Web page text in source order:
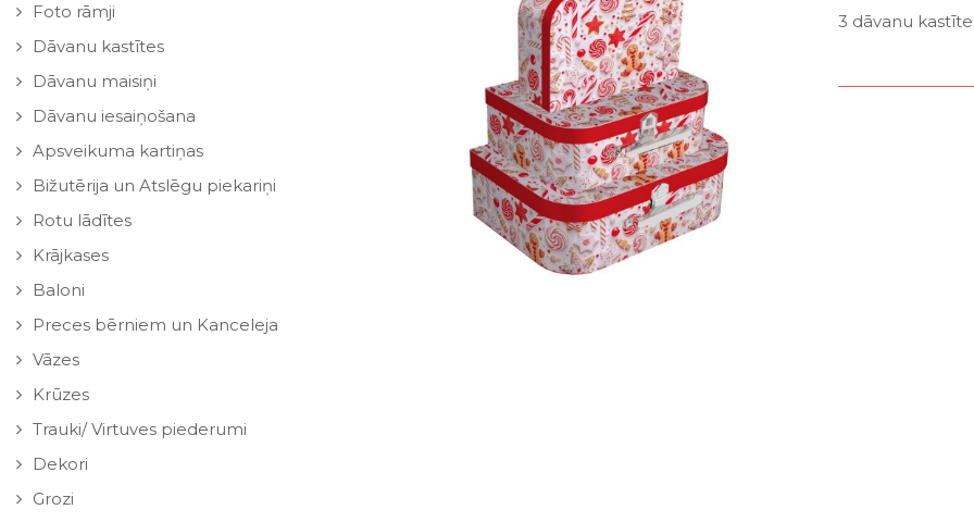
Foto rāmji
Dāvanu kastītes
Dāvanu maisiņi
Dāvanu iesaiņošana
Apsveikuma kartiņas
Bižutērija un Atslēgu piekariņi
Rotu lādītes
Krājkases
Baloni
Preces bērniem un Kanceleja
Vāzes
Krūzes
Trauki/ Virtuves piederumi
Dekori
Grozi
3 dāvanu